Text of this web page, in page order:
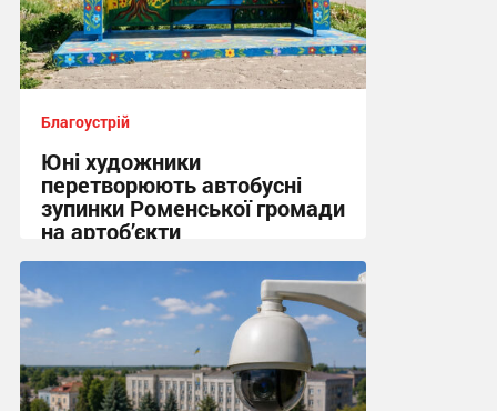
Благоустрій
Юні художники
перетворюють автобусні
зупинки Роменської громади
на артоб’єкти
13:02, 25.06.2026